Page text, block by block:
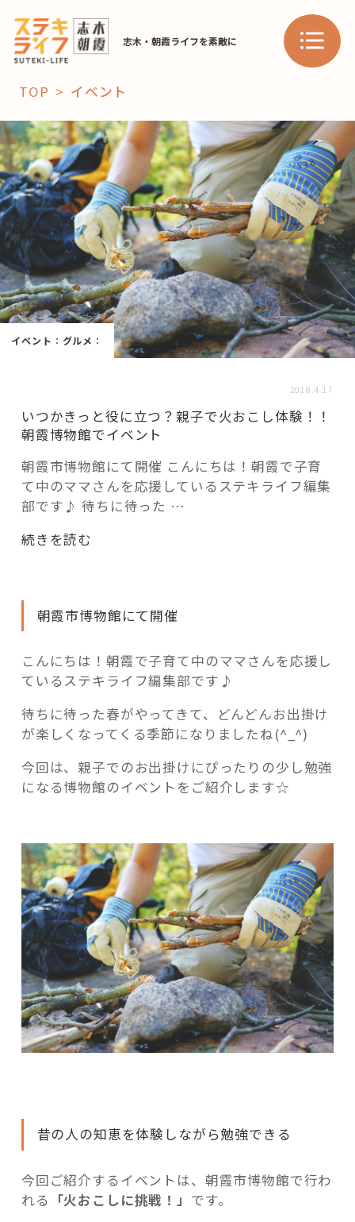
志木・朝霞ライフを素敵に
「コト」
子育て
暮らし
おすすめ
スポット 学び・教育
「場」
HAREL HAREL
活用事例
「モノ」
fleXe リノベ事例
「ひと」
コーディネーター紹介
これからの暮らし 住み替え相談
TOP イベント
イベント ： グルメ ：
2018.4.17
いつかきっと役に立つ？親子で火おこし体験！！
朝霞博物館でイベント
朝霞市博物館にて開催 こんにちは！朝霞で子育
て中のママさんを応援しているステキライフ編集
部です♪ 待ちに待った …
“い
き
と
役
に
つ？
親
子
で
火
し
体
験！！
朝
霞
博
物
館
で
イ
ベ
の
続きを読む
朝霞市博物館にて開催
こんにちは！朝霞で子育て中のママさんを応援し
ているステキライフ編集部です♪
待ちに待った春がやってきて、どんどんお出掛け
が楽しくなってくる季節になりましたね(^_^)
今回は、親子でのお出掛けにぴったりの少し勉強
になる博物館のイベントをご紹介します☆
昔の人の知恵を体験しながら勉強できる
今回ご紹介するイベントは、朝霞市博物館で行わ
れる 「火おこしに挑戦！」 です。